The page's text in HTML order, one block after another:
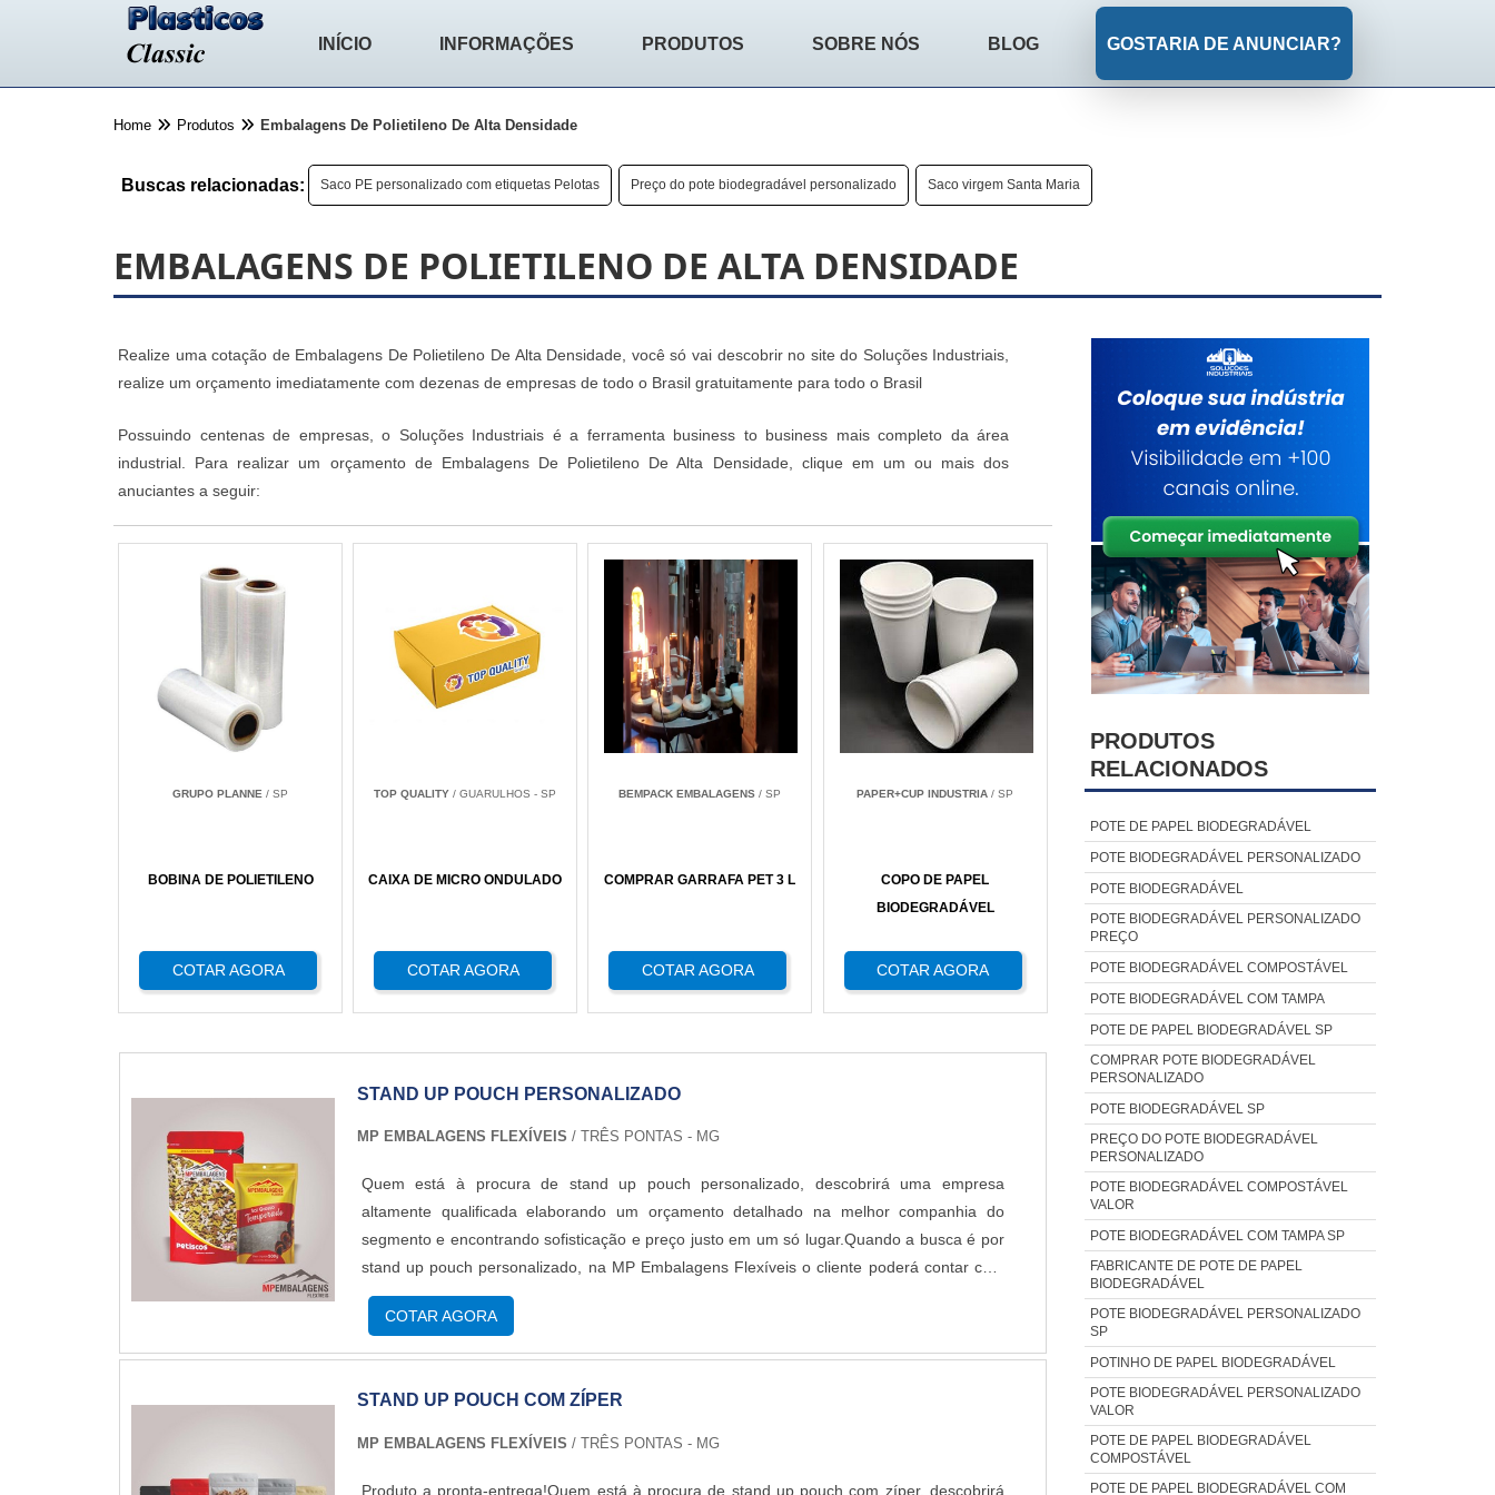
INÍCIO INFORMAÇÕES PRODUTOS SOBRE NÓS BLOG GOSTARIA DE ANUNCIAR?
Home Produtos Embalagens De Polietileno De Alta Densidade
Buscas relacionadas: Saco PE personalizado com etiquetas Pelotas Preço do pote biodegradável personalizado Saco virgem Santa Maria
EMBALAGENS DE POLIETILENO DE ALTA DENSIDADE
Realize uma cotação de Embalagens De Polietileno De Alta Densidade, você só vai descobrir no site do Soluções Industriais,
realize um orçamento imediatamente com dezenas de empresas de todo o Brasil gratuitamente para todo o Brasil
Possuindo centenas de empresas, o Soluções Industriais é a ferramenta business to business mais completo da área
industrial. Para realizar um orçamento de Embalagens De Polietileno De Alta Densidade, clique em um ou mais dos
anuciantes a seguir:
GRUPO PLANNE/ SP
BOBINA DE POLIETILENO
COTAR AGORA
TOP QUALITY/ GUARULHOS - SP
CAIXA DE MICRO ONDULADO
COTAR AGORA
BEMPACK EMBALAGENS / SP
COMPRAR GARRAFA PET 3 L
COTAR AGORA
PAPER+CUP INDUSTRIA/ SP
COPO DE PAPEL
BIODEGRADÁVEL
COTAR AGORA
STAND UP POUCH PERSONALIZADO
MP EMBALAGENS FLEXÍVEIS / TRÊS PONTAS - MG
Quem está à procura de stand up pouch personalizado, descobrirá uma empresa
altamente qualificada elaborando um orçamento detalhado na melhor companhia do
segmento e encontrando sofisticação e preço justo em um só lugar.Quando a busca é por
stand up pouch personalizado, na MP Embalagens Flexíveis o cliente poderá contar com
proteção e com as melhores soluções para embalagens plásticas.MAIS DETALHES
SOBRE STAND UP POUCH PERSONALIZADOA MP Embalagens Flexíveis foca sua
energia em produzir uma estrutura aos clientes com escritório de alta qualidade onde são
pouch personalizado com ótima qualidade.Há muitas maneiras eficientes de uma empresa
demonstrar competência, excelência e destaque em uma área de atuação. A MP
plásticas; Impressão de embalagens em até 8 cores; Melhores tecnologias do mercado
COTAR AGORA
STAND UP POUCH COM ZÍPER
MP EMBALAGENS FLEXÍVEIS / TRÊS PONTAS - MG
Produto a pronta-entrega!Quem está à procura de stand up pouch com zíper, descobrirá
PRODUTOS
RELACIONADOS
POTE DE PAPEL BIODEGRADÁVEL
POTE BIODEGRADÁVEL PERSONALIZADO
POTE BIODEGRADÁVEL
POTE BIODEGRADÁVEL PERSONALIZADO
PREÇO
POTE BIODEGRADÁVEL COMPOSTÁVEL
POTE BIODEGRADÁVEL COM TAMPA
POTE DE PAPEL BIODEGRADÁVEL SP
COMPRAR POTE BIODEGRADÁVEL
PERSONALIZADO
POTE BIODEGRADÁVEL SP
PREÇO DO POTE BIODEGRADÁVEL
PERSONALIZADO
POTE BIODEGRADÁVEL COMPOSTÁVEL
VALOR
POTE BIODEGRADÁVEL COM TAMPA SP
FABRICANTE DE POTE DE PAPEL
BIODEGRADÁVEL
POTE BIODEGRADÁVEL PERSONALIZADO
SP
POTINHO DE PAPEL BIODEGRADÁVEL
POTE BIODEGRADÁVEL PERSONALIZADO
VALOR
POTE DE PAPEL BIODEGRADÁVEL
COMPOSTÁVEL
POTE DE PAPEL BIODEGRADÁVEL COM